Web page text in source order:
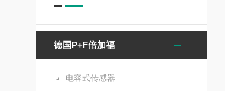
德国P+F倍加福
电容式传感器